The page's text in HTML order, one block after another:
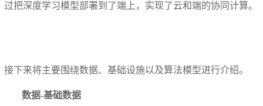
过把深度学习模型部署到了端上，实现了云和端的协同计算。
接下来将主要围绕数据、基础设施以及算法模型进行介绍。
数据-基础数据